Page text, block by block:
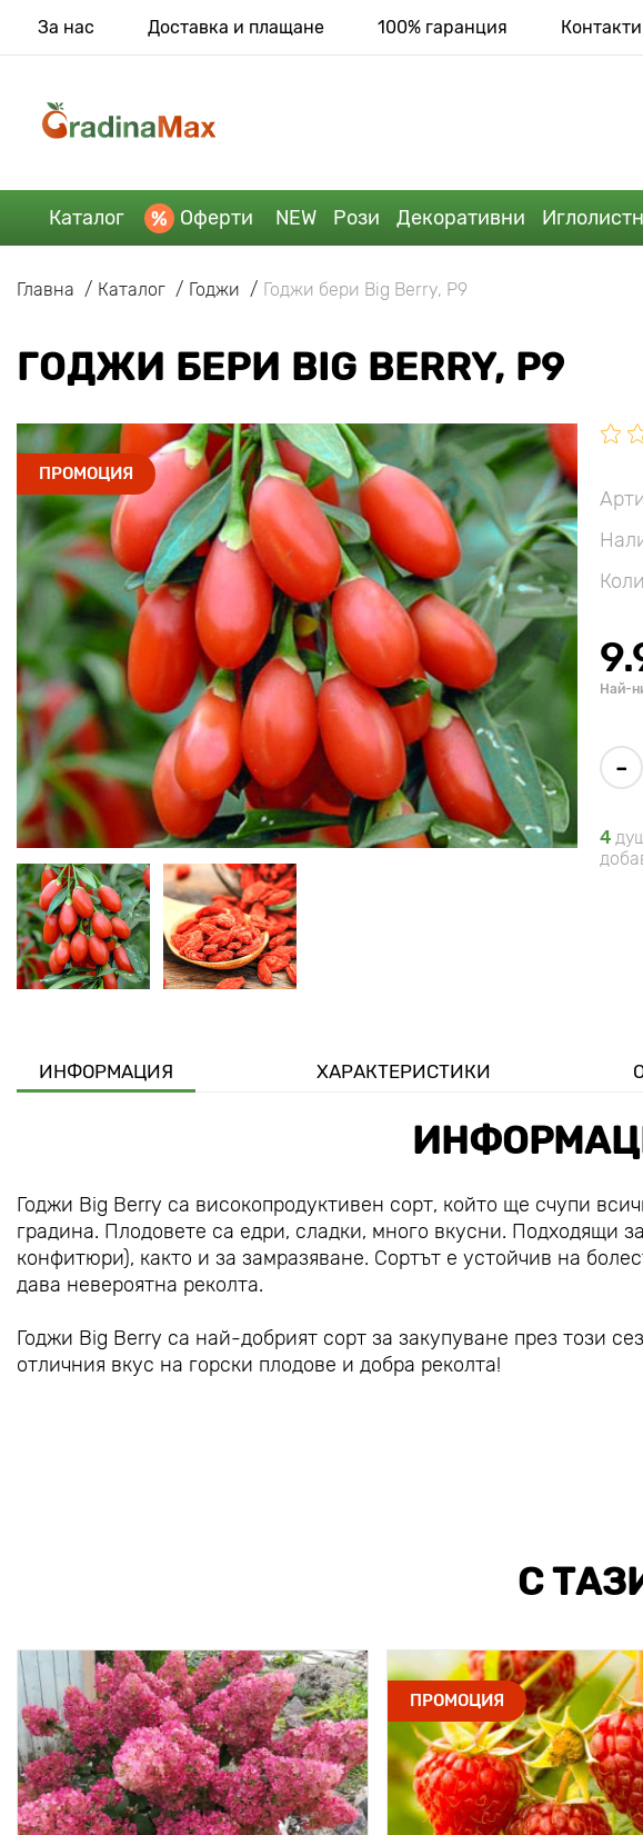
За нас Доставка и плащане 100% гаранция Контакти
Каталог Оферти NEW Рози Декоративни
Главна Каталог Годжи Годжи бери Big Berry, P9
ГОДЖИ БЕРИ BIG BERRY, P9
ПРОМОЦИЯ
Най-
-
4
ИНФОРМАЦИЯ ХАРАКТЕРИСТИКИ
Годжи Big Berry са високопродуктивен сорт, който ще счупи
градина. Плодовете са едри, сладки, много вкусни. Подходящи
конфитюри), както и за замразяване. Сортът е устойчив на
дава невероятна реколта.
Годжи Big Berry са най-добрият сорт за закупуване през този
отличния вкус на горски плодове и добра реколта!
С
ПРОМОЦИЯ